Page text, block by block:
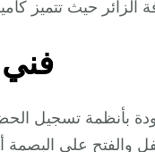
الزائر حيث تتميز
فني
بأنظمة تسجيل
والفتح على البصمة